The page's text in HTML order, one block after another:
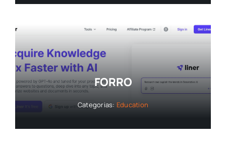
FORRO
Categorias: Education